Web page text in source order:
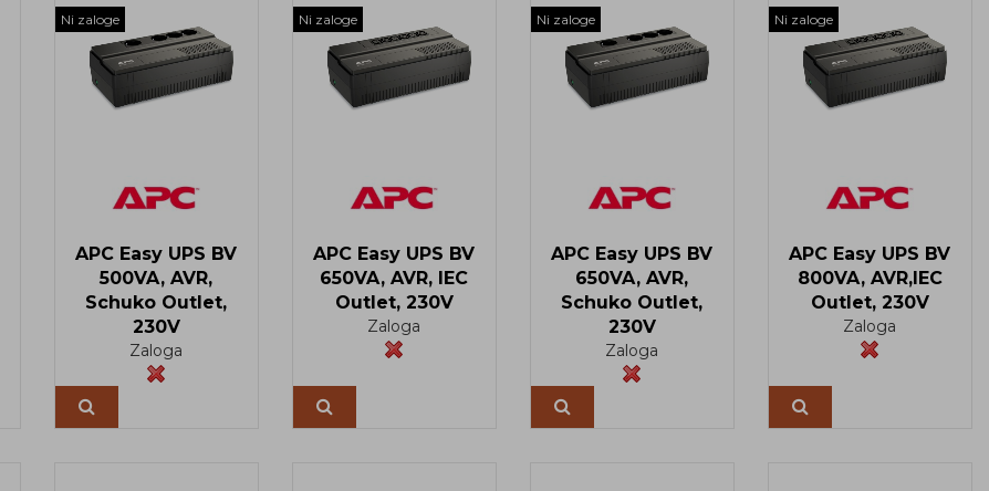
Ni zaloge
APC Easy UPS BV
500VA, AVR,
Schuko Outlet,
230V
Zaloga
Ni zaloge
APC Easy UPS BV
650VA, AVR, IEC
Outlet, 230V
Zaloga
Ni zaloge
APC Easy UPS BV
650VA, AVR,
Schuko Outlet,
230V
Zaloga
Ni zaloge
APC Easy UPS BV
800VA, AVR,IEC
Outlet, 230V
Zaloga